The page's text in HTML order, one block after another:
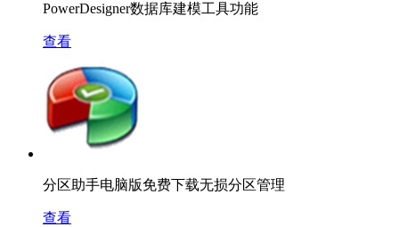
PowerDesigner数据库建模工具功能
查看
分区助手电脑版免费下载无损分区管理
查看